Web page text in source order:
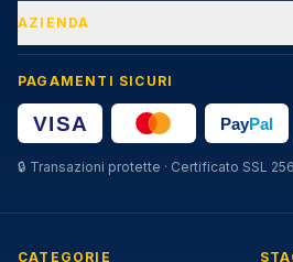
AZIENDA
PAGAMENTI SICURI
🔒 Transazioni protette · Certificato SSL
CATEGORIE